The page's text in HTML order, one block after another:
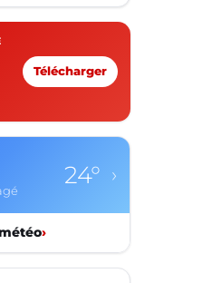
Télécharger
24° ›
›